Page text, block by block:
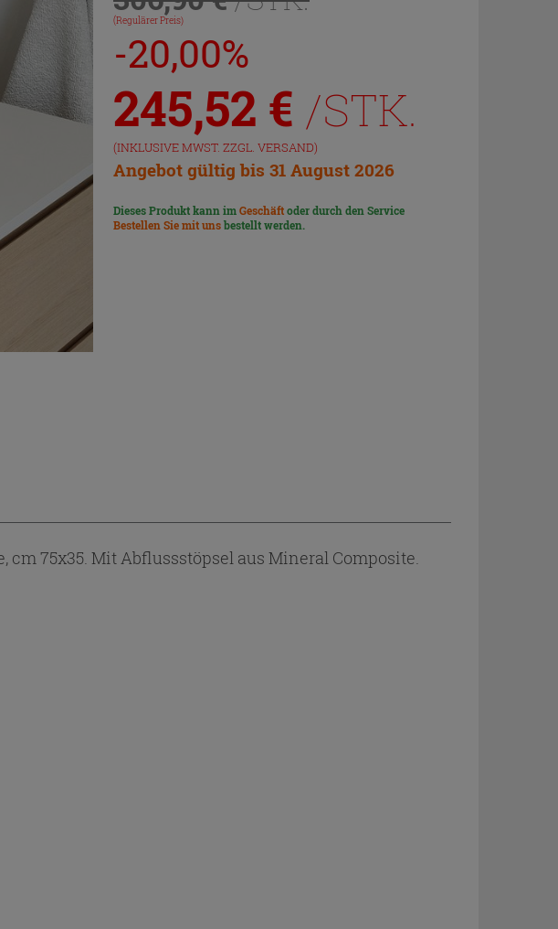
(Regulärer Preis)
-20,00%
245,52 € /STK.
(INKLUSIVE MWST. ZZGL. VERSAND)
Angebot gültig bis 31 August 2026
Dieses Produkt kann imGeschäftoder durch den Service
Bestellen Sie mit unsbestellt werden.
75x35. Mit Abflussstöpsel aus Mineral Composite.